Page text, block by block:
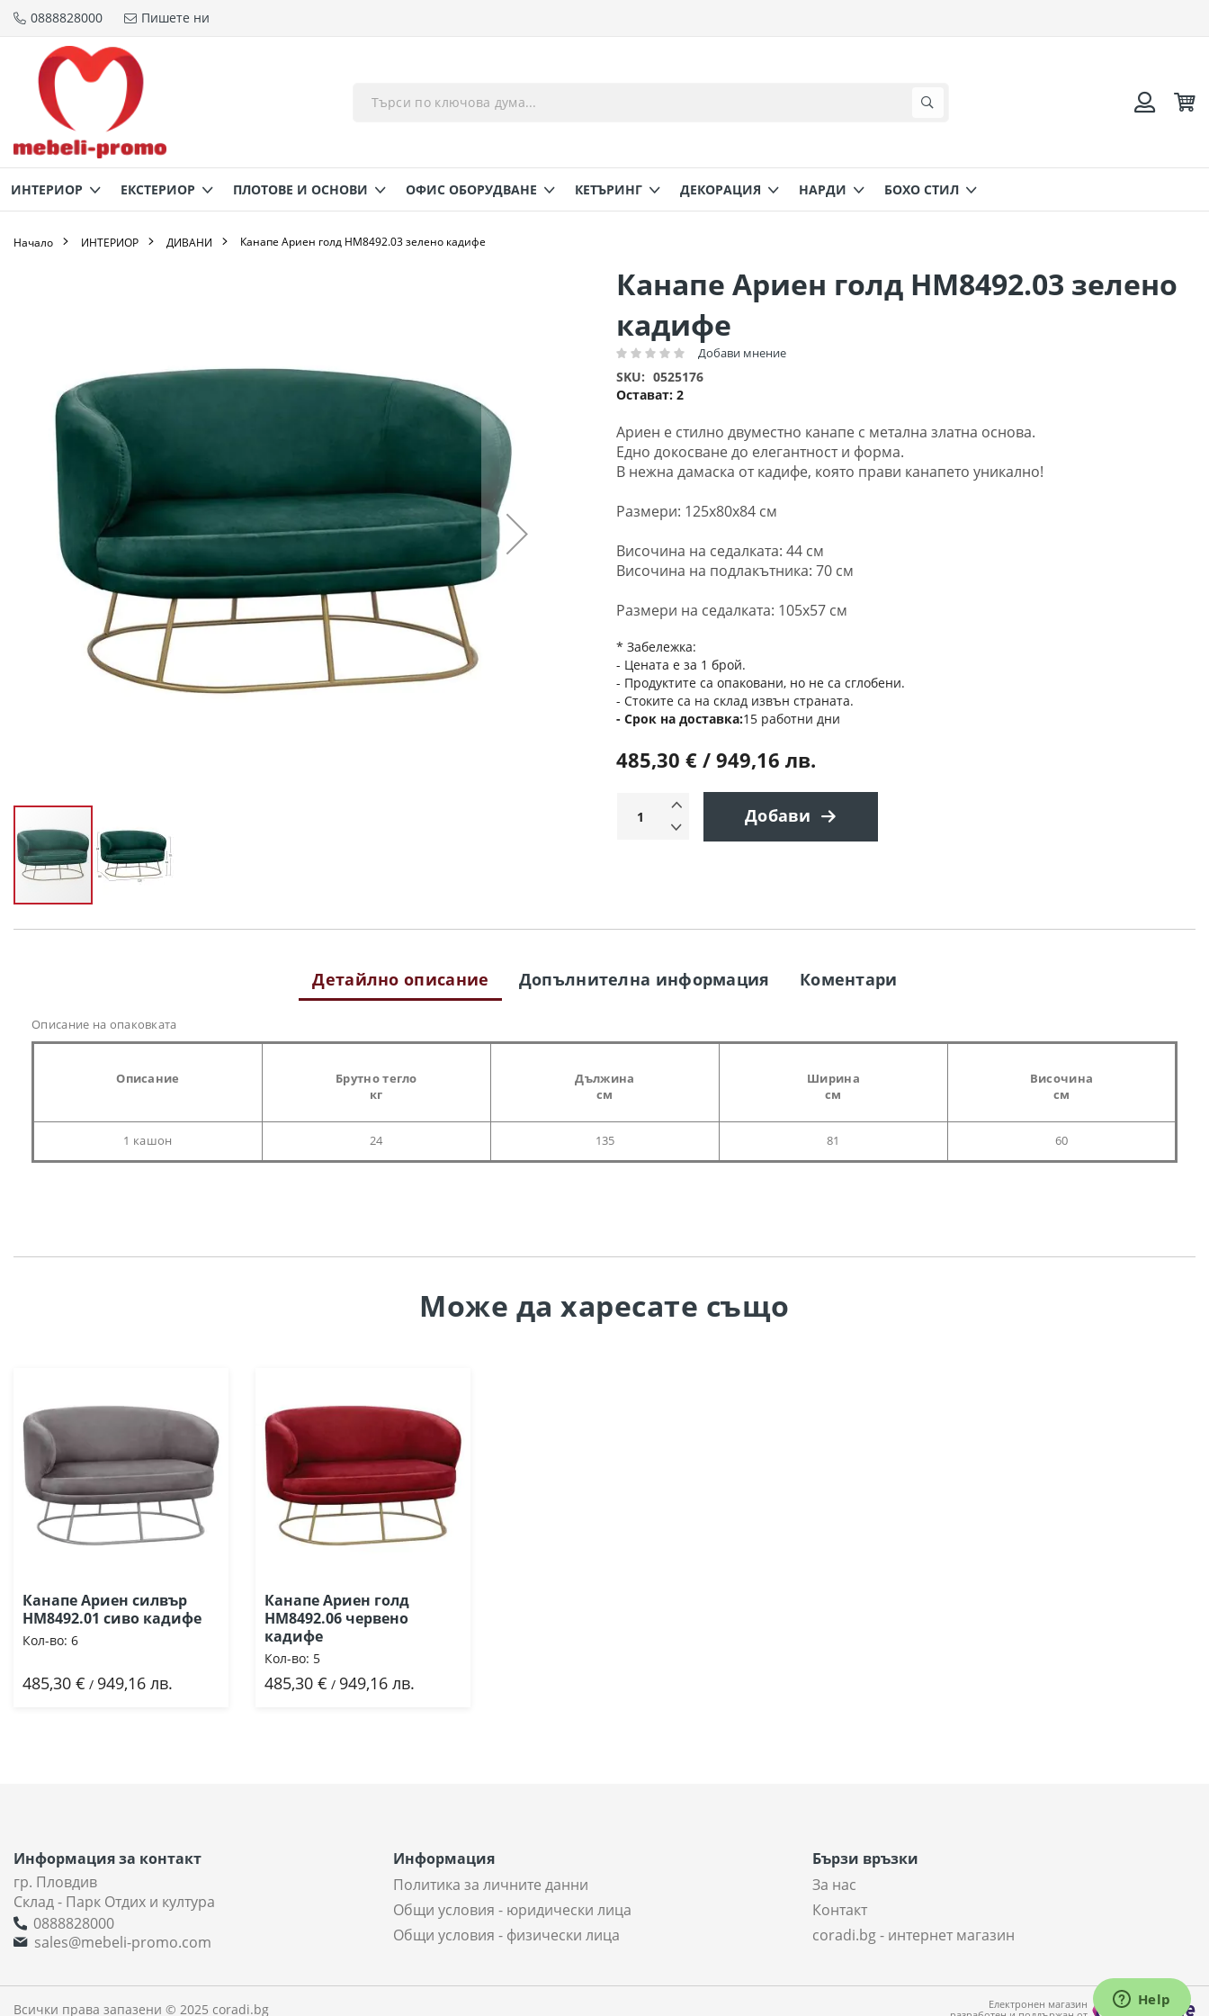
Прескачане
съдържанието
0888828000 Пишете ни
ИНТЕРИОР ЕКСТЕРИОР ПЛОТОВЕ И ОСНОВИ ОФИС ОБОРУДВАНЕ КЕТЪРИНГ ДЕКОРАЦИЯ НАРДИ БОХО СТИЛ
Начало ИНТЕРИОР ДИВАНИ Канапе Ариен голд HM8492.03 зелено кадифе
Канапе Ариен голд HM8492.03 зелено
кадифе
Рейтинг: Добави мнение
Остават:2
SKU 0525176
Ариен е стилно двуместно канапе с метална златна основа.
Едно докосване до елегантност и форма.
В нежна дамаска от кадифе, която прави канапето уникално!
Размери: 125x80x84 см
Височина на седалката: 44 см
Височина на подлакътника: 70 см
Размери на седалката: 105x57 см
* Забележка:
- Цената е за 1 брой.
- Продуктите са опаковани, но не са сглобени.
- Стоките са на склад извън страната.
Срок на доставка 15 работни дни
485,30 € / 949,16 лв.
Добави
изображенията
към
снимки
Детайлно описание
Описание на опаковката
Описание
Брутно тегло
кг
Дължина
см
Ширина
см
Височина
см
1 кашон 24 135 81 60
Допълнителна информация Коментари
Може да харесате също
Канапе Ариен силвър
HM8492.01 сиво кадифе
Кол-во: 6
485,30 € / 949,16 лв.
Добави
Канапе Ариен голд
HM8492.06 червено
кадифе
Кол-во: 5
485,30 € / 949,16 лв.
Добави
Информация за контакт
гр. Пловдив
Склад - Парк Отдих и култура
0888828000
sales@mebeli-promo.com
Информация
Политика за личните данни
Общи условия - юридически лица
Общи условия - физически лица
Бързи връзки
За нас
Контакт
coradi.bg - интернет магазин
Всички права запазени © 2025 coradi.bg
Електронен магазин